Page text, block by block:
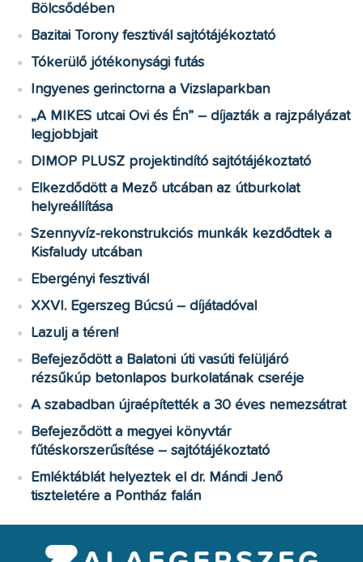
Bölcsődében
Bazitai Torony fesztivál sajtótájékoztató
Tókerülő jótékonysági futás
Ingyenes gerinctorna a Vizslaparkban
„A MIKES utcai Ovi és Én” – díjazták a rajzpályázat
legjobbjait
DIMOP PLUSZ projektindító sajtótájékoztató
Elkezdődött a Mező utcában az útburkolat
helyreállítása
Szennyvíz-rekonstrukciós munkák kezdődtek a
Kisfaludy utcában
Ebergényi fesztivál
XXVI. Egerszeg Búcsú – díjátadóval
Lazulj a téren!
Befejeződött a Balatoni úti vasúti felüljáró
rézsűkúp betonlapos burkolatának cseréje
A szabadban újraépítették a 30 éves nemezsátrat
Befejeződött a megyei könyvtár
fűtéskorszerűsítése – sajtótájékoztató
Emléktáblát helyeztek el dr. Mándi Jenő
tiszteletére a Pontház falán